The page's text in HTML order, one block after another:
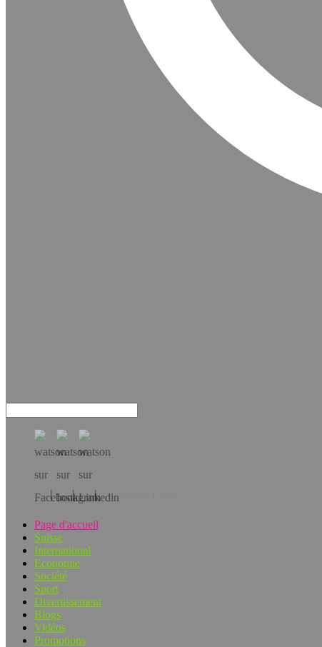
Téléchargez l’app!
Page d'accueil
Suisse
International
Economie
Société
Sport
Divertissement
Blogs
Vidéos
Promotions